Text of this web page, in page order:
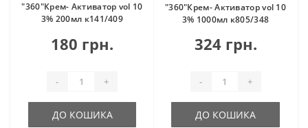
"360"Крем- Активатор vol 10
3% 200мл к141/409
180 грн.
- +
ДО КОШИКА
"360"Крем- Активатор vol 10
3% 1000мл к805/348
324 грн.
- +
ДО КОШИКА